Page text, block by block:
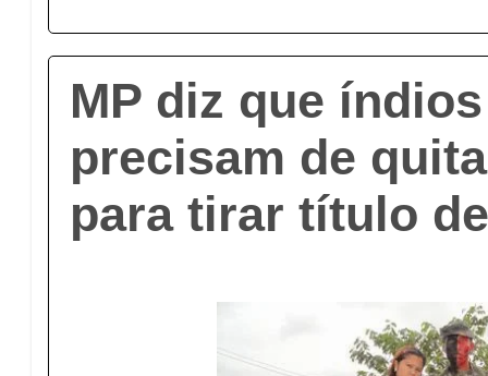
MP diz que
precisam de
para tirar título